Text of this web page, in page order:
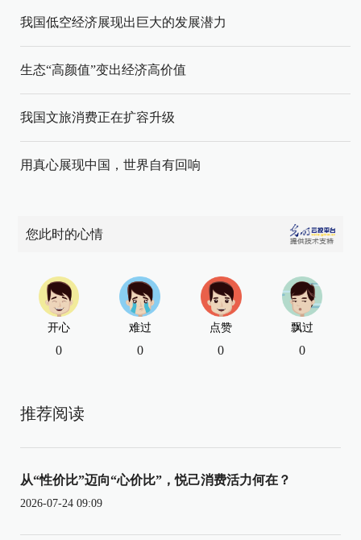
我国低空经济展现出巨大的发展潜力
生态“高颜值”变出经济高价值
我国文旅消费正在扩容升级
用真心展现中国，世界自有回响
您此时的心情
开心
0
难过
0
点赞
0
飘过
0
推荐阅读
从“性价比”迈向“心价比”，悦己消费活力何在？
2026-07-24 09:09